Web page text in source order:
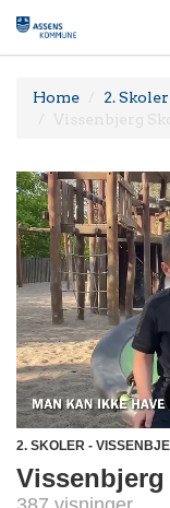
Home
2.
Vissenbjerg
2. SKOLER -